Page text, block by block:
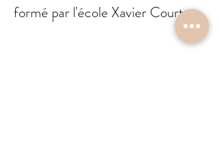
formé par l'école Xavier Court .